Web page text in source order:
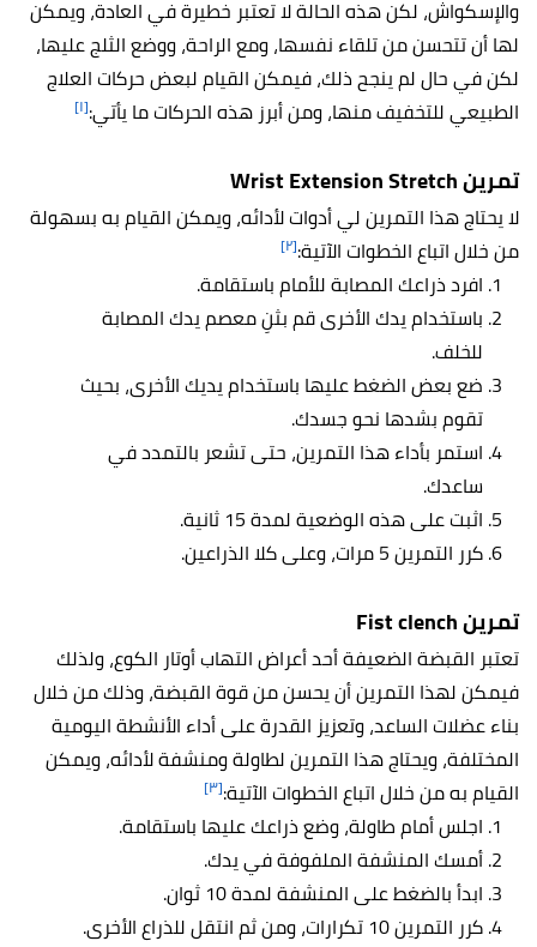
والإسكواش، لكن هذه الحالة لا تعتبر خطيرة في العادة، ويمكن
لها أن تتحسن من تلقاء نفسها، ومع الراحة، ووضع الثلج عليها،
لكن في حال لم ينجح ذلك، فيمكن القيام لبعض حركات العلاج
الطبيعي للتخفيف منها، ومن أبرز هذه الحركات ما يأتي:[١]
تمرين Wrist Extension Stretch
لا يحتاج هذا التمرين لي أدوات لأدائه، ويمكن القيام به بسهولة
من خلال اتباع الخطوات الآتية:[٢]
افرد ذراعك المصابة للأمام باستقامة.
باستخدام يدك الأخرى قم بثنِ معصم يدك المصابة
للخلف.
ضع بعض الضغط عليها باستخدام يديك الأخرى، بحيث
تقوم بشدها نحو جسدك.
استمر بأداء هذا التمرين، حتى تشعر بالتمدد في
ساعدك.
اثبت على هذه الوضعية لمدة 15 ثانية.
كرر التمرين 5 مرات، وعلى كلا الذراعين.
تمرين Fist clench
تعتبر القبضة الضعيفة أحد أعراض التهاب أوتار الكوع، ولذلك
فيمكن لهذا التمرين أن يحسن من قوة القبضة، وذلك من خلال
بناء عضلات الساعد، وتعزيز القدرة على أداء الأنشطة اليومية
المختلفة، ويحتاج هذا التمرين لطاولة ومنشفة لأدائه، ويمكن
القيام به من خلال اتباع الخطوات الآتية:[٣]
اجلس أمام طاولة، وضع ذراعك عليها باستقامة.
أمسك المنشفة الملفوفة في يدك.
ابدأ بالضغط على المنشفة لمدة 10 ثوان.
كرر التمرين 10 تكرارات، ومن ثم انتقل للذراع الأخرى.